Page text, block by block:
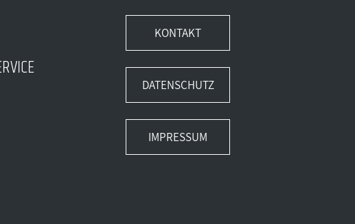
KONTAKT
DATENSCHUTZ
IMPRESSUM